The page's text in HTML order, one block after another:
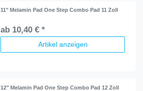
11" Melamin Pad One Step Combo Pad 11 Zoll
ab 10,40 € *
Artikel anzeigen
12" Melamin Pad One Step Combo Pad 12 Zoll